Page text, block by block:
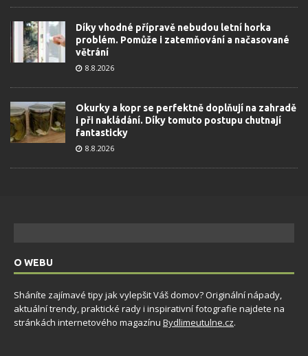
Díky vhodné přípravě nebudou letní horka
problém. Pomůže i zatemňování a načasované
větrání
8.8.2026
Okurky a kopr se perfektně doplňují na zahradě
i při nakládání. Díky tomuto postupu chutnají
fantasticky
8.8.2026
O WEBU
Sháníte zajímavé tipy jak vylepšit Váš domov? Originální nápady,
aktuální trendy, praktické rady i inspirativní fotografie najdete na
stránkách internetového magazínu Bydlimeutulne.cz.